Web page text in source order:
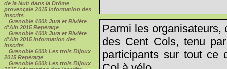
de la Nuit dans la Drôme
provençale 2015 Information des
inscrits
Grenoble 400k Jura et Rivière
d'Ain 2015 Repérage
Grenoble 400k Jura et Rivière
d'Ain 2015 Information des
inscrits
Grenoble 600k Les trois Bijoux
2015 Repérage
Grenoble 600k Les trois Bijoux
Parmi les organisateurs,
des Cent Cols, tenu
participants sur tout ce